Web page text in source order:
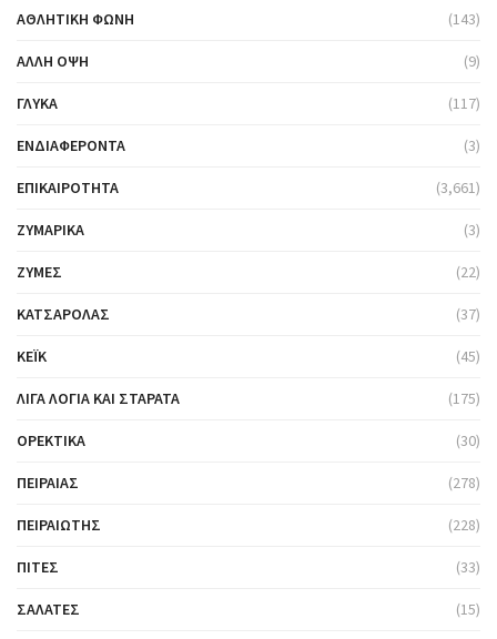
ΑΘΛΗΤΙΚΉ ΦΩΝΉ (143)
ΆΛΛΗ ΌΨΗ (9)
ΓΛΥΚΆ (117)
ΕΝΔΙΑΦΈΡΟΝΤΑ (3)
ΕΠΙΚΑΙΡΌΤΗΤΑ (3,661)
ΖΥΜΑΡΙΚΆ (3)
ΖΎΜΕΣ (22)
ΚΑΤΣΑΡΌΛΑΣ (37)
ΚΈΙΚ (45)
ΛΊΓΑ ΛΌΓΙΑ ΚΑΙ ΣΤΑΡΆΤΑ (175)
ΟΡΕΚΤΙΚΆ (30)
ΠΕΙΡΑΙΆΣ (278)
ΠΕΙΡΑΙΏΤΗΣ (228)
ΠΊΤΕΣ (33)
ΣΑΛΆΤΕΣ (15)